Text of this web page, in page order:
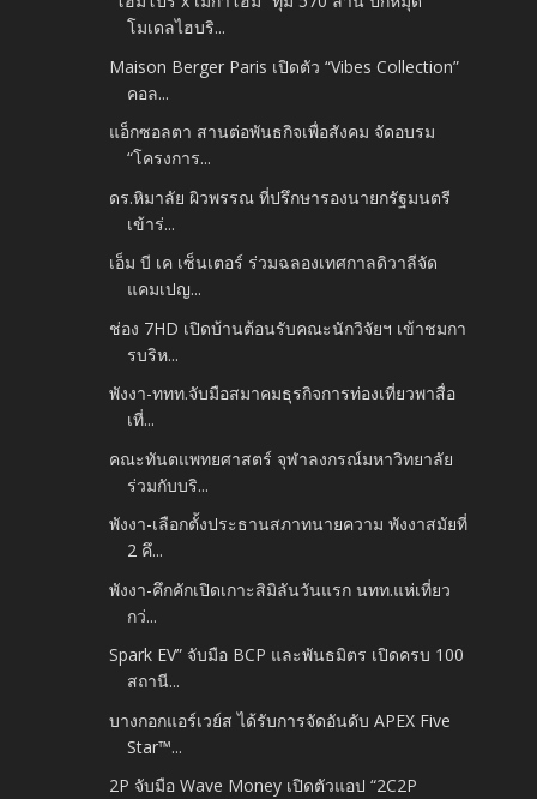
โมเดลไฮบริ...
Maison Berger Paris เปิดตัว “Vibes Collection”
คอล...
แอ็กซอลตา สานต่อพันธกิจเพื่อสังคม จัดอบรม
“โครงการ...
ดร.หิมาลัย ผิวพรรณ ที่ปรึกษารองนายกรัฐมนตรี
เข้าร่...
เอ็ม บี เค เซ็นเตอร์ ร่วมฉลองเทศกาลดิวาลีจัด
แคมเปญ...
ช่อง 7HD เปิดบ้านต้อนรับคณะนักวิจัยฯ เข้าชมกา
รบริห...
พังงา-ททท.จับมือสมาคมธุรกิจการท่องเที่ยวพาสื่อ
เที่...
คณะทันตแพทยศาสตร์ จุฬาลงกรณ์มหาวิทยาลัย
ร่วมกับบริ...
พังงา-เลือกตั้งประธานสภาทนายความ พังงาสมัยที่
2 คึ...
พังงา-คึกคักเปิดเกาะสิมิลันวันแรก นทท.แห่เที่ยว
กว่...
Spark EV” จับมือ BCP และพันธมิตร เปิดครบ 100
สถานี...
บางกอกแอร์เวย์ส ได้รับการจัดอันดับ APEX Five
Star™...
2P จับมือ Wave Money เปิดตัวแอป “2C2P